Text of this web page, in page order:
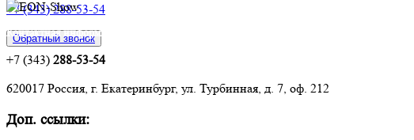
+7 (343) 288-53-54
Обратный звонок
Контактная информация:
+7 (343) 288-53-54
620017 Россия, г. Екатеринбург, ул. Турбинная, д. 7, оф. 212
Доп. ссылки: